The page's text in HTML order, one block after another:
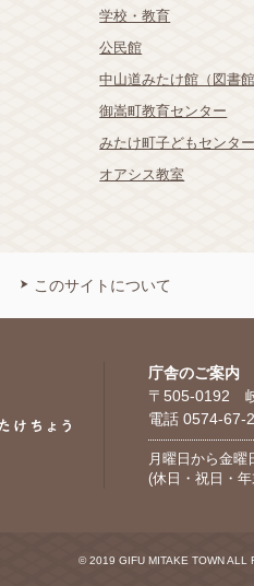
学校・教育
公民館
中山道みたけ館（図書館
御嵩町教育センター
みたけ町子どもセンター
オアシス教室
このサイトについて
庁舎のご案内
〒505-0192
電話 0574-
月曜日から金曜
(休日・祝日・
© 2019 GIFU MITAKE TOWN ALL